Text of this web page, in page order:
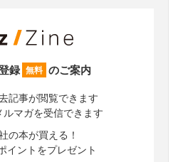
録 無料 のご案内
記事が閲覧できます
ルマガを受信できます
の本が買える！
イントをプレゼント